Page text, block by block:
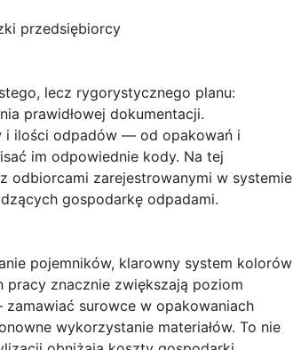
przedsiębiorcy
lecz rygorystycznego planu:
prawidłowej dokumentacji.
i ilości odpadów — od opakowań i
im odpowiednie kody. Na tej
odbiorcami zarejestrowanymi w systemie
gospodarkę odpadami.
pojemników, klarowny system kolorów
pracy znacznie zwiększają poziom
surowce w opakowaniach
wykorzystanie materiałów. To nie